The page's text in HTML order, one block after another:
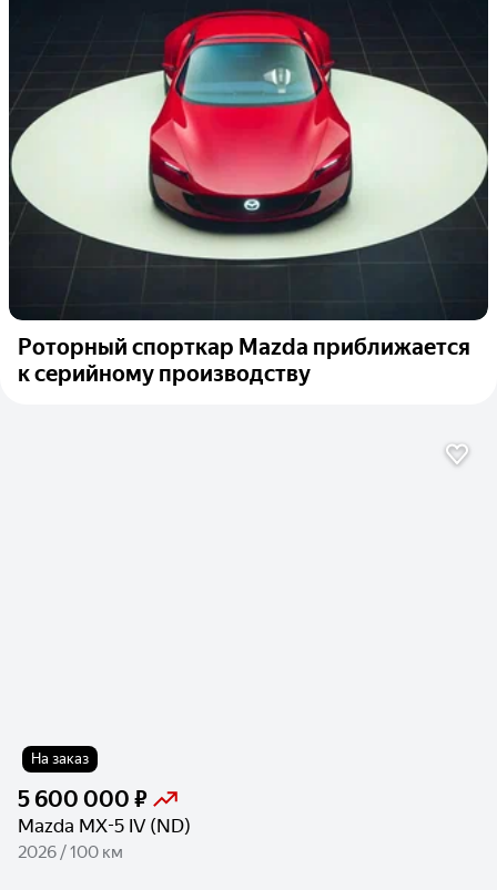
Роторный спорткар Mazda приближается
к серийному производству
На заказ
5 600 000 ₽
Mazda MX-5 IV (ND)
2026 / 100 км